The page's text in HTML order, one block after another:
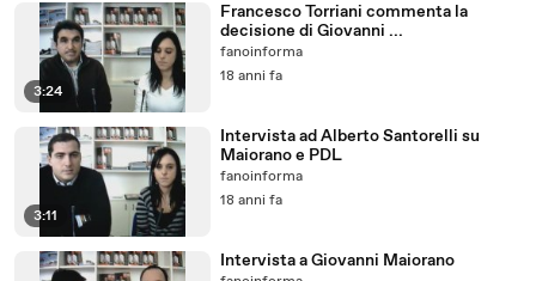
3:24
Francesco Torriani commenta la
decisione di Giovanni ...
fanoinforma
18 anni fa
3:11
Intervista ad Alberto Santorelli su
Maiorano e PDL
fanoinforma
18 anni fa
Intervista a Giovanni Maiorano